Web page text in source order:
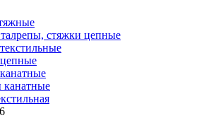
стяжки цепные
канатные